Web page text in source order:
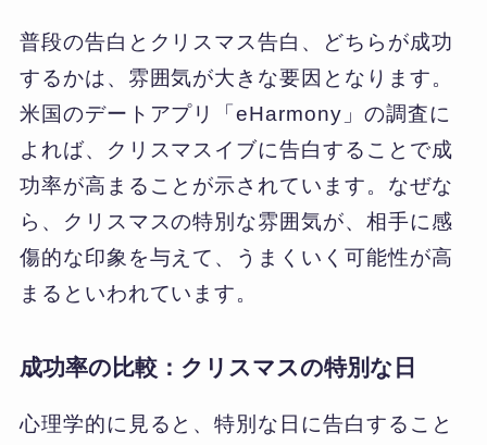
普段の告白とクリスマス告白、どちらが成功
するかは、雰囲気が大きな要因となります。
米国のデートアプリ「eHarmony」の調査に
よれば、クリスマスイブに告白することで成
功率が高まることが示されています。なぜな
ら、クリスマスの特別な雰囲気が、相手に感
傷的な印象を与えて、うまくいく可能性が高
まるといわれています。
成功率の比較：クリスマスの特別な日
心理学的に見ると、特別な日に告白すること